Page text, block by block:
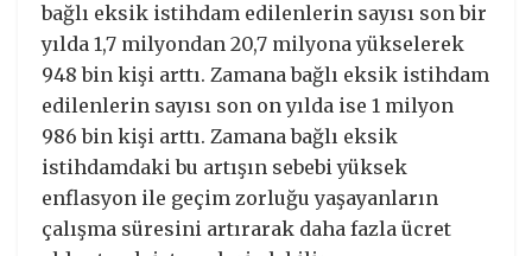
bağlı eksik istihdam edilenlerin sayısı son bir
yılda 1,7 milyondan 20,7 milyona yükselerek
948 bin kişi arttı. Zamana bağlı eksik istihdam
edilenlerin sayısı son on yılda ise 1 milyon
986 bin kişi arttı. Zamana bağlı eksik
istihdamdaki bu artışın sebebi yüksek
enflasyon ile geçim zorluğu yaşayanların
çalışma süresini artırarak daha fazla ücret